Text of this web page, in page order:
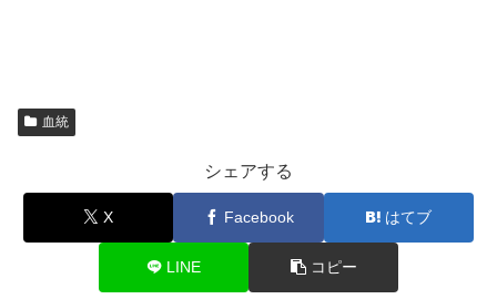
血統
シェアする
X Facebook はてブ
LINE コピー